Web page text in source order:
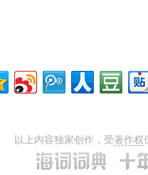
以上内容独家创作，受著作权